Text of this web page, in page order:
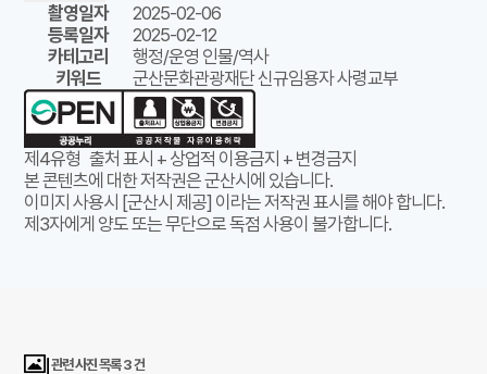
촬영일자
2025-02-06
등록일자
2025-02-12
카테고리
행정/운영 인물/역사
키워드
군산문화관광재단 신규임용자 사령교부
제4유형 출처 표시 + 상업적 이용금지 + 변경금지
본 콘텐츠에 대한 저작권은 군산시에 있습니다.
이미지 사용시 [군산시 제공] 이라는 저작권 표시를 해야 합니다.
제3자에게 양도 또는 무단으로 독점 사용이 불가합니다.
관련 사진 목록3건